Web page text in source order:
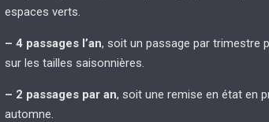
espaces verts.
– 4 passages l’an, soit un passage par trimestre
sur les tailles saisonnières.
– 2 passages par an, soit une remise en état en
automne.